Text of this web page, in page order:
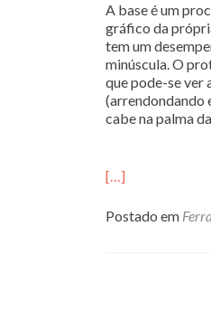
A base é um
gráfico da
tem um
minúscula. O
que pode-se ver
(arrendondando
cabe na palma
[…]
Postado em